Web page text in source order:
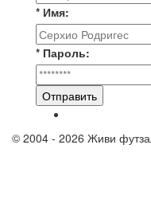
* Имя:
* Пароль:
Отправить
© 2004 - 2026 Живи